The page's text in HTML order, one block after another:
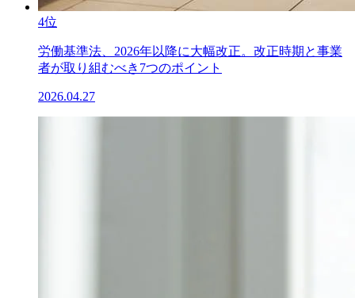
4位
労働基準法、2026年以降に大幅改正。改正時期と事業
者が取り組むべき7つのポイント
2026.04.27